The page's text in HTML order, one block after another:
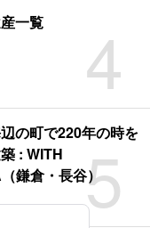
4
一覧
5
の町で220年の時を
: WITH
鎌倉・長谷）